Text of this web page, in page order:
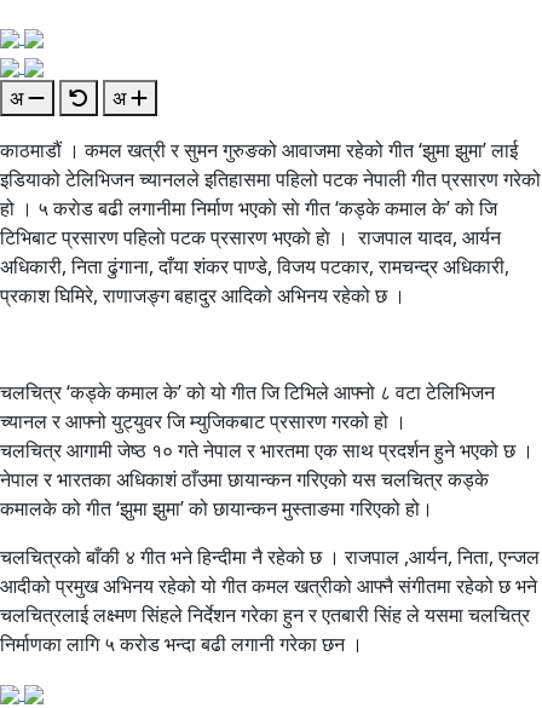
अ
अ
काठमाडौं । कमल खत्री र सुमन गुरुङको आवाजमा रहेको गीत ‘झुमा झुमा’ लाई
इडियाको टेलिभिजन च्यानलले इतिहासमा पहिलो पटक नेपाली गीत प्रसारण गरेको
हो । ५ कराेड बढी लगानीमा निर्माण भएकाे साे गीत ‘कड्के कमाल के’ को जि
टिभिबाट प्रसारण पहिलाे पटक प्रसारण भएकाे हाे । राजपाल यादव, आर्यन
अधिकारी, निता ढुंगाना, दाँया शंकर पाण्डे, विजय पटकार, रामचन्द्र अधिकारी,
प्रकाश घिमिरे, राणाजङ्ग बहादुर आदिको अभिनय रहेको छ ।
चलचित्र ‘कड्के कमाल के’ को यो गीत जि टिभिले आफ्नो ८ वटा टेलिभिजन
च्यानल र आफ्नो युट्युवर जि म्युजिकबाट प्रसारण गरको हो ।
चलचित्र आगामी जेष्ठ १० गते नेपाल र भारतमा एक साथ प्रदर्शन हुने भएको छ ।
नेपाल र भारतका अधिकाशं ठाँउमा छायान्कन गरिएको यस चलचित्र कड्के
कमालके को गीत ‘झुमा झुमा’ को छायान्कन मुस्ताङमा गरिएको हो।
चलचित्रको बाँकी ४ गीत भने हिन्दीमा नै रहेको छ । राजपाल ,आर्यन, निता, एन्जल
आदीको प्रमुख अभिनय रहेको यो गीत कमल खत्रीको आफ्नै संगीतमा रहेको छ भने
चलचित्रलाई लक्ष्मण सिंहले निर्देशन गरेका हुन र एतबारी सिंह ले यसमा चलचित्र
निर्माणका लागि ५ करोड भन्दा बढी लगानी गरेका छन ।